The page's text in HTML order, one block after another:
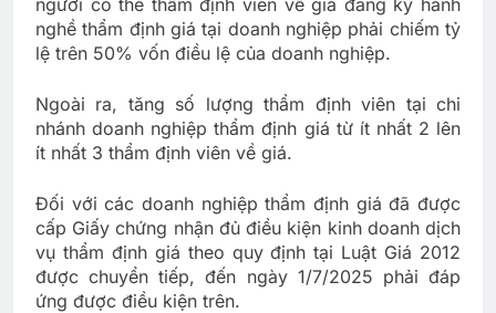
nghề thẩm định giá tại doanh nghiệp phải chiếm tỷ
lệ trên 50% vốn điều lệ của doanh nghiệp.
Ngoài ra, tăng số lượng thẩm định viên tại chi
nhánh doanh nghiệp thẩm định giá từ ít nhất 2 lên
ít nhất 3 thẩm định viên về giá.
Đối với các doanh nghiệp thẩm định giá đã được
cấp Giấy chứng nhận đủ điều kiện kinh doanh dịch
vụ thẩm định giá theo quy định tại Luật Giá 2012
được chuyển tiếp, đến ngày 1/7/2025 phải đáp
ứng được điều kiện trên.